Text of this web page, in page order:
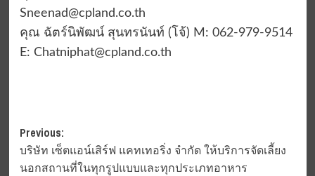
Sneenad@cpland.co.th
คุณ ฉัตร์นิพัฒน์ สุนทรนันท์ (โจ้) M: 062-979-9514
E: Chatniphat@cpland.co.th
Post
navigation
Previous:
บริษัท เซ็ตแอน์เสิร์ฟ แคทเทอริ่ง จำกัด ให้บริการจัดเลี้ยง
นอกสถานที่ในทุกรูปแบบและทุกประเภทอาหาร